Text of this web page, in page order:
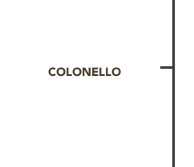
COLONELLO